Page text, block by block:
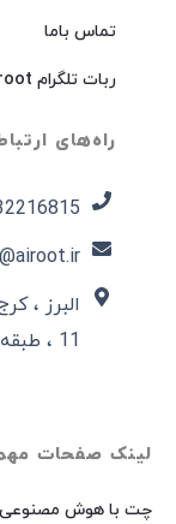
لینک صفحات
چت با هوش
تماس باما
ربات تلگرام airoot
راه‌های
البرز ،
11 ، طبقه 2 ، واحد شرقی